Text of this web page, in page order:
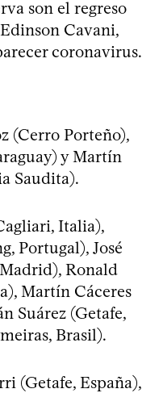
son el regreso
Cavani,
coronavirus.
(Cerro Porteño),
y Martín
Saudita).
Italia),
Portugal), José
Ronald
Martín Cáceres
Suárez (Getafe,
Brasil).
(Getafe, España),